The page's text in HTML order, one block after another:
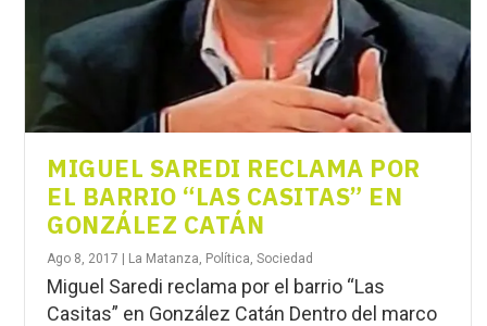
MIGUEL SAREDI RECLAMA POR
EL BARRIO “LAS CASITAS” EN
GONZÁLEZ CATÁN
Ago 8, 2017 La Matanza, Política,Sociedad
Miguel Saredi reclama por el barrio “Las
Casitas” en González Catán Dentro del marco